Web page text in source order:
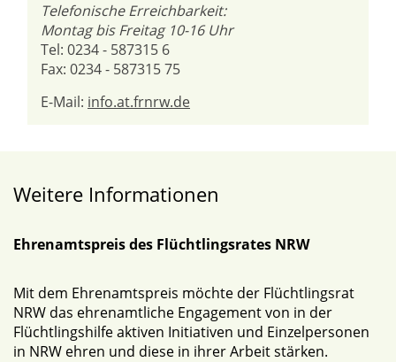
Telefonische Erreichbarkeit:
Montag bis Freitag 10-16 Uhr
Tel: 0234 - 587315 6
Fax: 0234 - 587315 75
E-Mail: info.at.frnrw.de
Weitere Informationen
Ehrenamtspreis des Flüchtlingsrates NRW
Mit dem Ehrenamtspreis möchte der Flüchtlingsrat
NRW das ehrenamtliche Engagement von in der
Flüchtlingshilfe aktiven Initiativen und Einzelpersonen
in NRW ehren und diese in ihrer Arbeit stärken.